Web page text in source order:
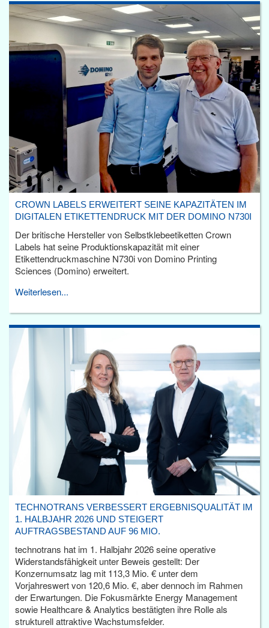
CROWN LABELS ERWEITERT SEINE KAPAZITÄTEN IM
DIGITALEN ETIKETTENDRUCK MIT DER DOMINO N730I
Der britische Hersteller von Selbstklebeetiketten Crown
Labels hat seine Produktionskapazität mit einer
Etikettendruckmaschine N730i von Domino Printing
Sciences (Domino) erweitert.
Weiterlesen...
TECHNOTRANS VERBESSERT ERGEBNISQUALITÄT IM
1. HALBJAHR 2026 UND STEIGERT
AUFTRAGSBESTAND AUF 96 MIO.
technotrans hat im 1. Halbjahr 2026 seine operative
Widerstandsfähigkeit unter Beweis gestellt: Der
Konzernumsatz lag mit 113,3 Mio. € unter dem
Vorjahreswert von 120,6 Mio. €, aber dennoch im Rahmen
der Erwartungen. Die Fokusmärkte Energy Management
sowie Healthcare & Analytics bestätigten ihre Rolle als
strukturell attraktive Wachstumsfelder.